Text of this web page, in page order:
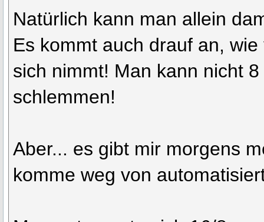
Natürlich kann man allein
Es kommt auch drauf an,
sich nimmt! Man kann nicht
schlemmen!
Aber... es gibt mir morgens
komme weg von